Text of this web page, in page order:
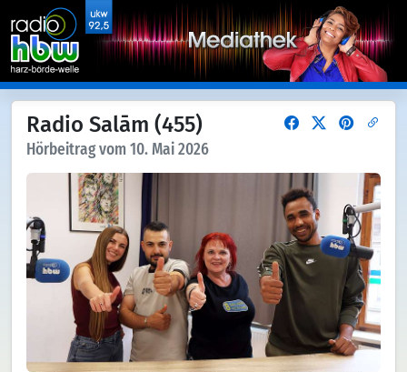
Radio Salām (455)
Hörbeitrag vom 10. Mai 2026